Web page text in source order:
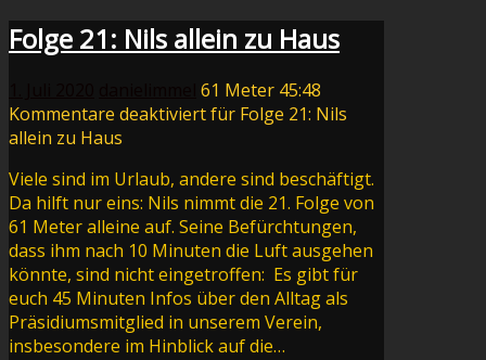
Folge 21: Nils allein zu Haus
61 Meter 45:48
Kommentare deaktiviertfür Folge 21: Nils
allein zu Haus
Viele sind im Urlaub, andere sind beschäftigt.
Da hilft nur eins: Nils nimmt die 21. Folge von
61 Meter alleine auf. Seine Befürchtungen,
dass ihm nach 10 Minuten die Luft ausgehen
könnte, sind nicht eingetroffen: Es gibt für
euch 45 Minuten Infos über den Alltag als
Präsidiumsmitglied in unserem Verein,
insbesondere im Hinblick auf die…